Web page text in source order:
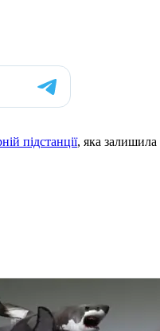
підстанції, яка залишила